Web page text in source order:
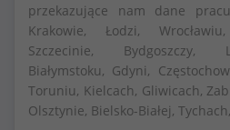
przekazujące nam dane
Krakowie, Łodzi,
Szczecinie, Bydgoszczy,
Białymstoku, Gdyni,
Toruniu, Kielcach, Gliwicach,
Olsztynie, Bielsko-Białej,